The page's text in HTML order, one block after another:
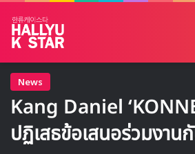
News
Kang Daniel
ปฏิเสธข้อเสนอร่วมงา